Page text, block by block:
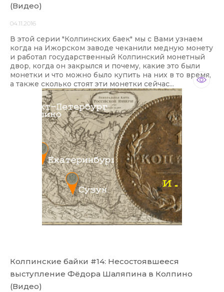
(Видео)
04.11.2016
В этой серии "Колпинских баек" мы с Вами узнаем
когда на Ижорском заводе чеканили медную монету
и работал государственный Колпинский монетный
двор, когда он закрылся и почему, какие это были
монетки и что можно было купить на них в то время,
а также сколько стоят эти монетки сейчас...
Колпинские байки #14: Несостоявшееся
выступление Фёдора Шаляпина в Колпино
(Видео)